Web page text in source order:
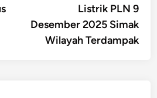
Listrik PLN 9
Desember 2025 Simak
Wilayah Terdampak